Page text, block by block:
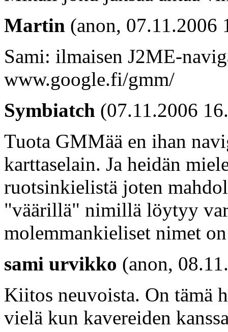
Martin (anon, 07.11.2006
Sami: ilmaisen J2ME-
www.google.fi/gmm/
Symbiatch (07.11.2006
Tuota GMMää en ihan
karttaselain. Ja heidän
ruotsinkielistä joten
"väärillä" nimillä löytyy
molemmankieliset nimet on
sami urvikko (anon,
Kiitos neuvoista. On tämä
vielä kun kavereiden